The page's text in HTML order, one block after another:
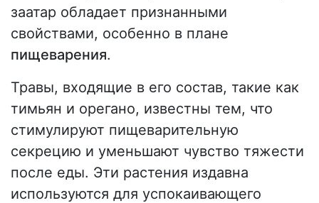
заатар обладает признанными
свойствами, особенно в плане
пищеварения.
Травы, входящие в его состав, такие как
тимьян и орегано, известны тем, что
стимулируют пищеварительную
секрецию и уменьшают чувство тяжести
после еды. Эти растения издавна
используются для успокаивающего